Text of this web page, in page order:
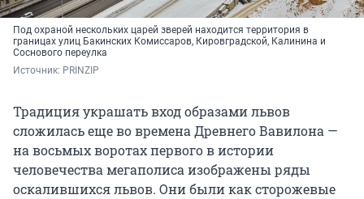
Под охраной нескольких царей зверей находится территория в
границах улиц Бакинских Комиссаров, Кировградской, Калинина и
Соснового переулка
Источник: PRINZIP
Традиция украшать вход образами львов
сложилась еще во времена Древнего Вавилона —
на восьмых воротах первого в истории
человечества мегаполиса изображены ряды
оскалившихся львов. Они были как сторожевые